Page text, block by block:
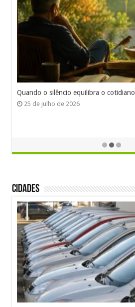
Quando o silêncio equilibra o cotidiano
25 de julho de 2026
Cidades